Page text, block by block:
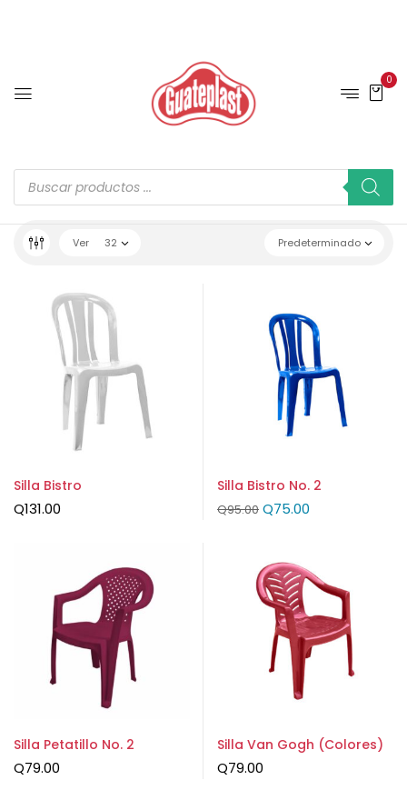
0
Predeterminado
Ver 32
Silla Bistro
Q131.00
Silla Bistro No. 2
Q95.00 Q75.00
Silla Petatillo No. 2
Q79.00
Silla Van Gogh (Colores)
Q79.00